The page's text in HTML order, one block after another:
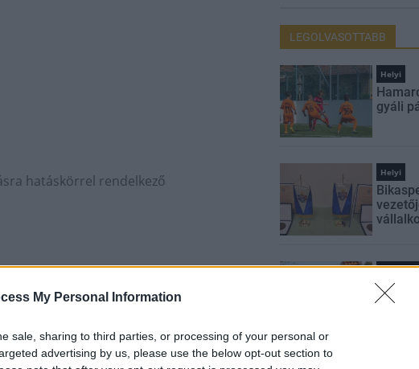
My Personal Information
sale, sharing to third parties, or processing of your personal or
advertising by us, please use the below opt-out section to
hatáskörrel rendelkező
LEGOLVASOTTABB
Helyi
gyáli
Helyi
Hívogató
Óriási